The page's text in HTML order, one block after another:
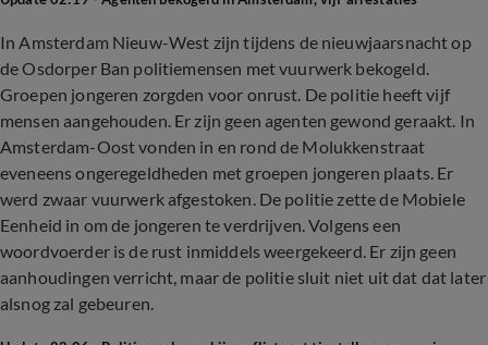
In Amsterdam Nieuw-West zijn tijdens de nieuwjaarsnacht op
de Osdorper Ban politiemensen met vuurwerk bekogeld.
Groepen jongeren zorgden voor onrust. De politie heeft vijf
mensen aangehouden. Er zijn geen agenten gewond geraakt. In
Amsterdam-Oost vonden in en rond de Molukkenstraat
eveneens ongeregeldheden met groepen jongeren plaats. Er
werd zwaar vuurwerk afgestoken. De politie zette de Mobiele
Eenheid in om de jongeren te verdrijven. Volgens een
woordvoerder is de rust inmiddels weergekeerd. Er zijn geen
aanhoudingen verricht, maar de politie sluit niet uit dat dat later
alsnog zal gebeuren.